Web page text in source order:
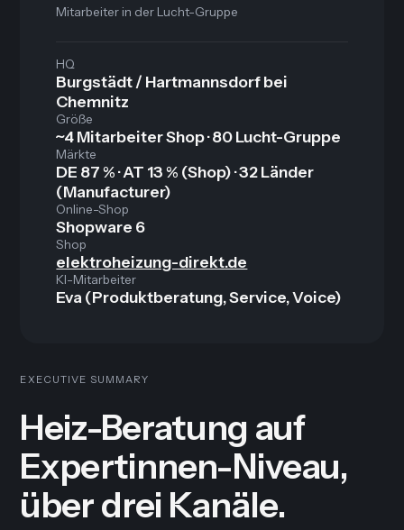
Mitarbeiter in der Lucht-Gruppe
HQ
Burgstädt / Hartmannsdorf bei
Chemnitz
Größe
~4 Mitarbeiter Shop · 80 Lucht-Gruppe
Märkte
DE 87 % · AT 13 % (Shop) · 32 Länder
(Manufacturer)
Online-Shop
Shopware 6
Shop
elektroheizung-direkt.de
KI-Mitarbeiter
Eva (Produktberatung, Service, Voice)
EXECUTIVE SUMMARY
Heiz-Beratung auf
Expertinnen-Niveau,
über drei Kanäle.